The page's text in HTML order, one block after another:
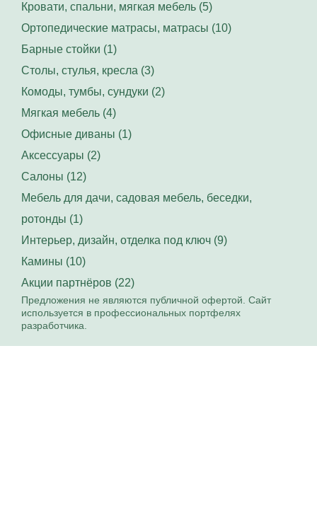
Кровати, спальни, мягкая мебель (5)
Ортопедические матрасы, матрасы (10)
Барные стойки (1)
Столы, стулья, кресла (3)
Комоды, тумбы, сундуки (2)
Мягкая мебель (4)
Офисные диваны (1)
Аксессуары (2)
Салоны (12)
Мебель для дачи, садовая мебель, беседки,
ротонды (1)
Интерьер, дизайн, отделка под ключ (9)
Камины (10)
Акции партнёров (22)
Предложения не являются публичной офертой. Сайт
используется в профессиональных портфелях
разработчика.